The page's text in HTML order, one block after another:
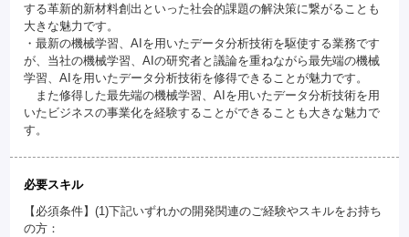
する革新的新材料創出といった社会的課題の解決策に繋がることも
大きな魅力です。
・最新の機械学習、AIを用いたデータ分析技術を駆使する業務です
が、当社の機械学習、AIの研究者と議論を重ねながら最先端の機械
学習、AIを用いたデータ分析技術を修得できることが魅力です。
また修得した最先端の機械学習、AIを用いたデータ分析技術を用
いたビジネスの事業化を経験することができることも大きな魅力で
す。
必要スキル
【必須条件】(1)下記いずれかの開発関連のご経験やスキルをお持ち
の方：